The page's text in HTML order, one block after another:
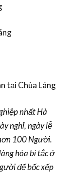
tại Chùa Láng
nhất Hà
nghỉ, ngày lễ
100 Người.
hóa bị tắc ở
để bốc xếp